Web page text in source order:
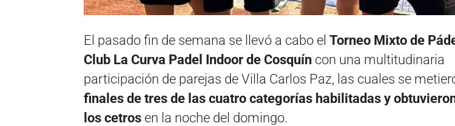
El pasado fin de semana se llevó a cabo el Torneo Mixto de
Club La Curva Padel Indoor de Cosquín con una multitudinaria
participación de parejas de Villa Carlos Paz, las cuales se
finales de tres de las cuatro categorías habilitadas y
los cetros en la noche del domingo.